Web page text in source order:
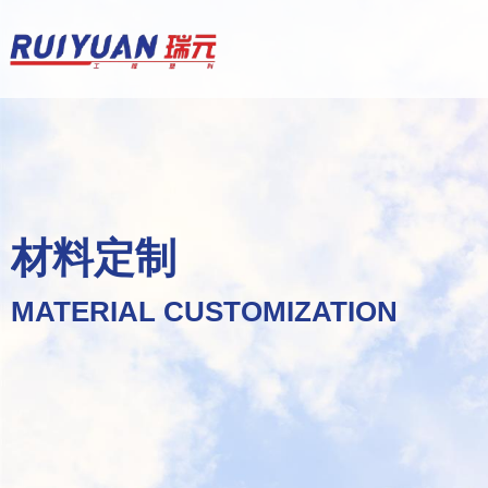
材料定制
MATERIAL CUSTOMIZATION